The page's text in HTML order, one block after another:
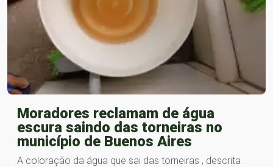
Moradores reclamam de água
escura saindo das torneiras no
município de Buenos Aires
A coloração da água que sai das torneiras , descrita